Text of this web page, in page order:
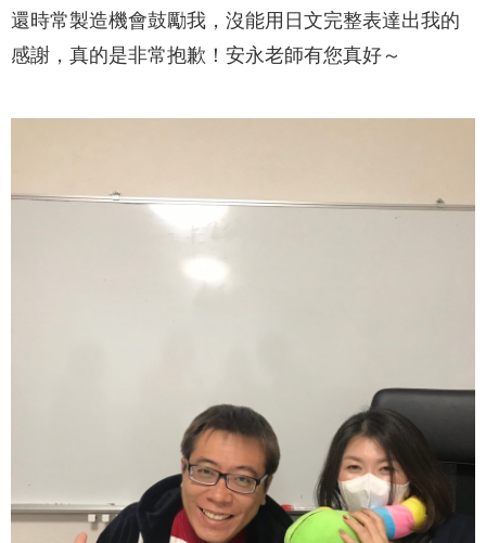
還時常製造機會鼓勵我，沒能用日文完整表達出我的
感謝，真的是非常抱歉！安永老師有您真好～